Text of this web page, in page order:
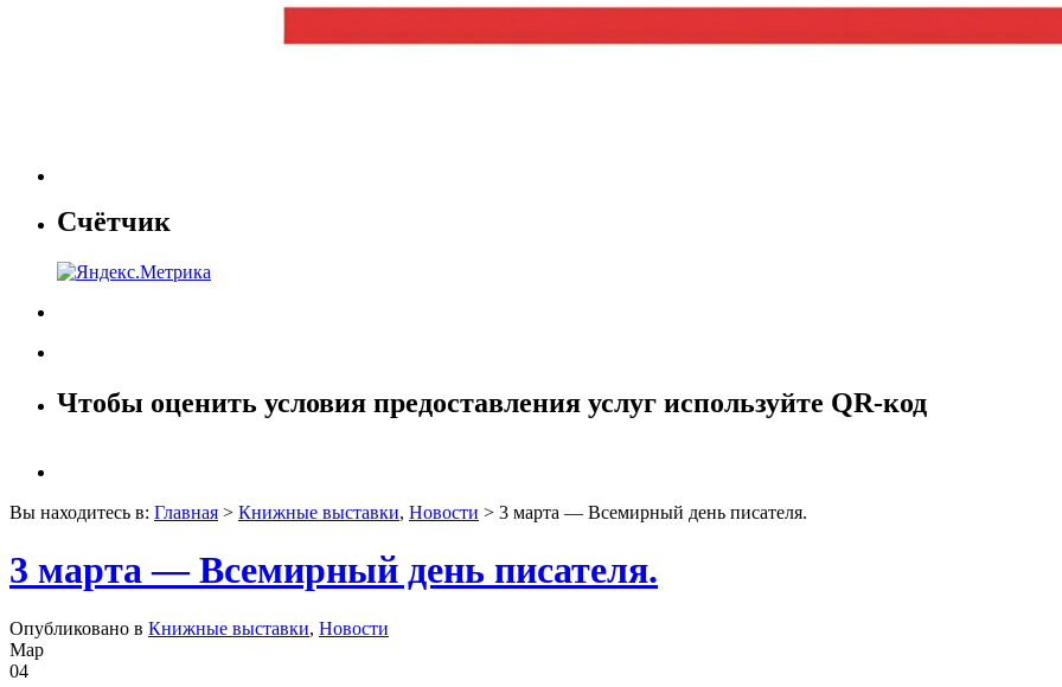
Счётчик
Чтобы оценить условия предоставления услуг используйте QR-код
Вы находитесь в: Главная > Книжные выставки, Новости > 3 марта — Всемирный день писателя.
3 марта — Всемирный день писателя.
Опубликовано в Книжные выставки, Новости
Мар
04